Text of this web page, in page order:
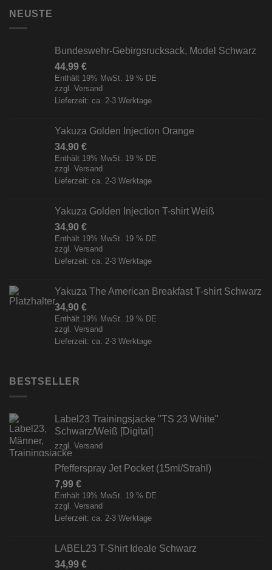
NEUSTE
Bundeswehr-Gebirgsrucksack, Model Schwarz
44,99 €
Enthält 19% MwSt. 19 % DE
zzgl. Versand
Lieferzeit: ca. 2-3 Werktage
Yakuza Golden Injection Orange
34,90 €
Enthält 19% MwSt. 19 % DE
zzgl. Versand
Lieferzeit: ca. 2-3 Werktage
Yakuza Golden Injection T-shirt Weiß
34,90 €
Enthält 19% MwSt. 19 % DE
zzgl. Versand
Lieferzeit: ca. 2-3 Werktage
Yakuza The American Breakfast T-shirt Schwarz
34,90 €
Enthält 19% MwSt. 19 % DE
zzgl. Versand
Lieferzeit: ca. 2-3 Werktage
BESTSELLER
Label23 Trainingsjacke "TS 23 White"
Schwarz/Weiß [Digital]
zzgl. Versand
Pfefferspray Jet Pocket (15ml/Strahl)
7,99 €
Enthält 19% MwSt. 19 % DE
zzgl. Versand
Lieferzeit: ca. 2-3 Werktage
LABEL23 T-Shirt Ideale Schwarz
34,99 €